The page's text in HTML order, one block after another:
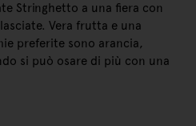
Stringhetto a una fiera con
Vera frutta e una
preferite sono arancia,
si può osare di più con una